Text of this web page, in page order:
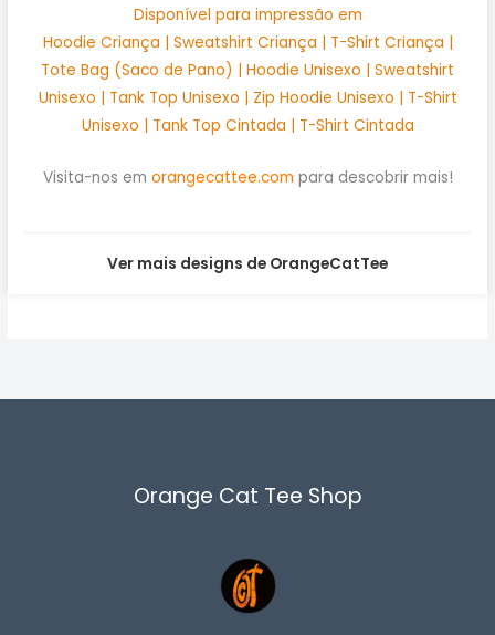
Disponível para impressão em
Hoodie Criança | Sweatshirt Criança | T-Shirt Criança |
Tote Bag (Saco de Pano) | Hoodie Unisexo | Sweatshirt
Unisexo | Tank Top Unisexo | Zip Hoodie Unisexo | T-Shirt
Unisexo | Tank Top Cintada | T-Shirt Cintada
Visita-nos em orangecattee.com para descobrir mais!
Ver mais designs de OrangeCatTee
Orange Cat Tee Shop